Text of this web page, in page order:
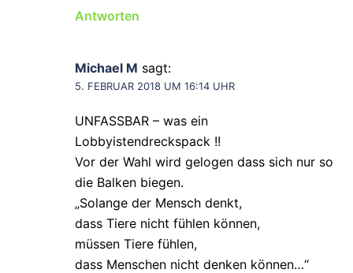
Antworten
Michael M sagt:
5. FEBRUAR 2018 UM 16:14 UHR
UNFASSBAR – was ein
Lobbyistendreckspack !!
Vor der Wahl wird gelogen dass sich nur so
die Balken biegen.
„Solange der Mensch denkt,
dass Tiere nicht fühlen können,
müssen Tiere fühlen,
dass Menschen nicht denken können…“